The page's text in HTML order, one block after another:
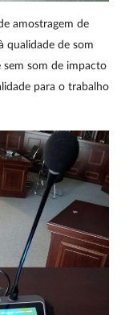
amostragem de
qualidade de som
sem som de impacto
para o trabalho